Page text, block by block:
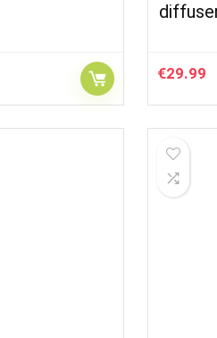
€29.99